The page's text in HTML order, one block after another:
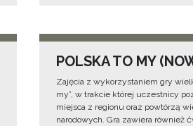
POLSKA TO MY
Zajęcia z wykorzystaniem gry
my”, w trakcie której uczestnicy
miejsca z regionu oraz powtórzą
narodowych. Gra zawiera również